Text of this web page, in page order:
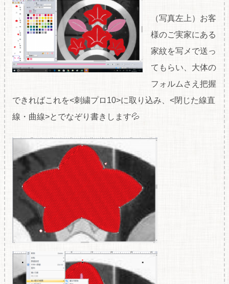
（写真左上）お客
様のご実家にある
家紋を写メで送っ
てもらい、大体の
フォルムさえ把握
できればこれを<刺繍プロ10>に取り込み、<閉じた線直
線・曲線>とでなぞり書きします💦